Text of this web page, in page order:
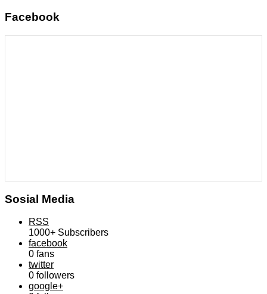
Facebook
Sosial Media
RSS
1000+ Subscribers
facebook
0 fans
twitter
0 followers
google+